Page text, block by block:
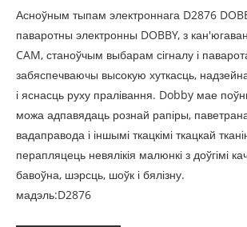
Асноўным тыпам электроннага D2876
паваротны электронны DOBBY, з
CAM, станоўчым выбарам сігналу і
забяспечваючы высокую хуткасць,
і яснасць руху пралівання. Dobby мае
можа адпавядаць рознай рапіры,
вадаправода і іншымі ткацкімі ткацкай
перапляцець невялікія малюнкі з доўгімі
бавоўна, шэрсць, шоўк і бялізну.
мадэль:D2876